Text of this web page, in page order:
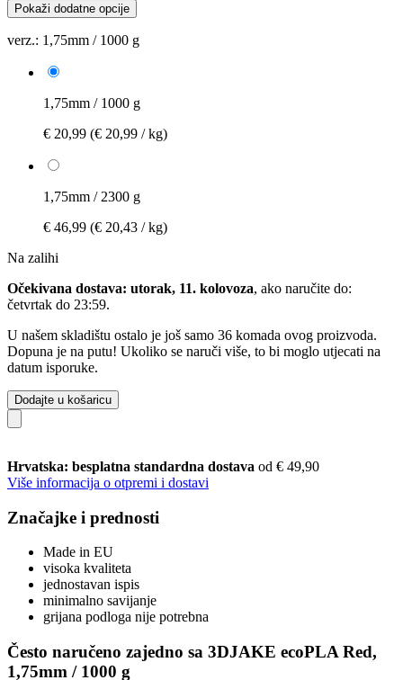
Pokaži dodatne opcije
verz.: 1,75mm / 1000 g
1,75mm / 1000 g
€ 20,99 (€ 20,99 / kg)
1,75mm / 2300 g
€ 46,99 (€ 20,43 / kg)
Na zalihi
Očekivana dostava: utorak, 11. kolovoza, ako naručite do:
četvrtak do 23:59.
U našem skladištu ostalo je još samo 36 komada ovog proizvoda.
Dopuna je na putu! Ukoliko se naruči više, to bi moglo utjecati na
datum isporuke.
Dodajte u košaricu
Hrvatska: besplatna standardna dostava od € 49,90
Više informacija o otpremi i dostavi
Značajke i prednosti
Made in EU
visoka kvaliteta
jednostavan ispis
minimalno savijanje
grijana podloga nije potrebna
Često naručeno zajedno sa 3DJAKE ecoPLA Red,
1,75mm / 1000 g